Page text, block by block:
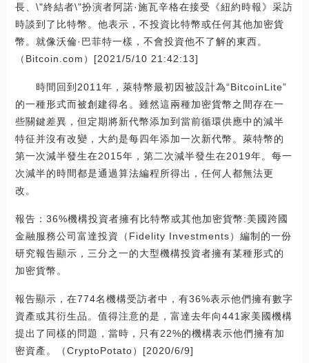
長、\"終結者\"扮演者阿諾·施瓦辛格在接受《紐約時報》采訪
時談到了比特幣。他表示，不投資比特幣或任何其他加密貨
幣。就像沃倫·巴菲特一樣，不會投資他不了解的東西。
（Bitcoin.com）[2021/5/10 21:42:13]
時間回到2011年，萊特幣最初因被設計為“BitcoinLite”
的一種形式而被創建得名。雖然這兩種加密貨幣之間存在一
些關鍵差異，但定期將新代幣添加到當前循環供應中的減半
特征并沒有改變，大約是每四年添加一次新代幣。萊特幣的
第一次減半發生在2015年，第二次減半發生在2019年。每一
次減半的時間都是通過算法編程所得出，任何人都無法更
改。
報告：36%機構投資者擁有比特幣或其他加密貨幣:美國跨國
金融服務公司富達投資（Fidelity Investments）編制的一份
研究報告顯示，三分之一的大型機構投資者擁有某種形式的
加密貨幣。
報告顯示，在774名機構受訪者中，有36%表示他們擁有數字
資產或其衍生品。值得注意的是，富達去年向441家美國機構
提出了同樣的問題，當時，只有22%的機構表示他們擁有加
密資產。（CryptoPotato）[2020/6/9]